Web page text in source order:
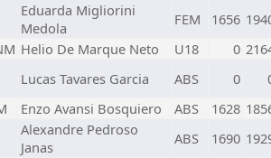
Eduarda Migliorini
Medola
FEM 1656
Helio De Marque Neto U18 0
Lucas Tavares Garcia ABS 0
Enzo Avansi Bosquiero ABS 1628
Alexandre Pedroso
Janas
ABS 1690